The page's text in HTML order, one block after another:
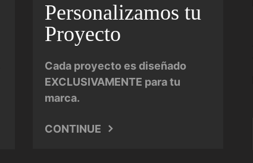
Personalizamos tu
Proyecto
Cada proyecto es diseñado
EXCLUSIVAMENTE para tu
marca.
CONTINUE